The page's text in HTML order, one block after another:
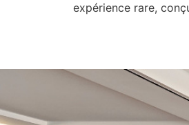
expérience rare,